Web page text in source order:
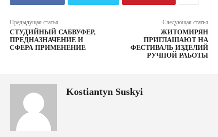
Предыдущая статья
СТУДИЙНЫЙ САБВУФЕР,
ПРЕДНАЗНАЧЕНИЕ И
СФЕРА ПРИМЕНЕНИЕ
Следующая статья
ЖИТОМИРЯН
ПРИГЛАШАЮТ НА
ФЕСТИВАЛЬ ИЗДЕЛИЙ
РУЧНОЙ РАБОТЫ
Kostiantyn Suskyi